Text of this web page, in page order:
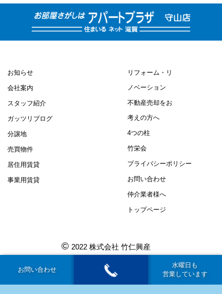
お知らせ
会社案内
スタッフ紹介
ガッツリブログ
分譲地
売買物件
居住用賃貸
事業用賃貸
リフォーム・リ
ノベーション
不動産売却をお
考えの方へ
4つの柱
竹栄会
プライバシーポリシー
お問い合わせ
仲介業者様へ
トップページ
© 2022 株式会社 竹仁興産
お問い合わせ
水曜日も
営業しています